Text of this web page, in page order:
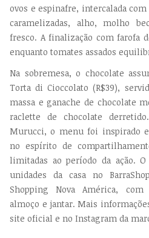
ovos e espinafre, intercalada
caramelizadas, alho, molho
fresco. A finalização com farofa
enquanto tomates assados
Na sobremesa, o chocolate
Torta di Cioccolato (R$39),
massa e ganache de chocolate
raclette de chocolate
Murucci, o menu foi inspirado
no espírito de
limitadas ao período da ação.
unidades da casa no
Shopping Nova América,
almoço e jantar. Mais
site oficial e no Instagram da